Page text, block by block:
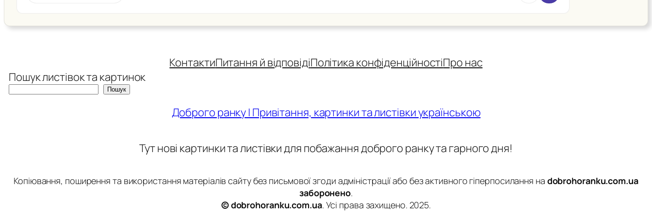
КонтактиПитання й відповідіПолітика конфіденційностіПро нас
Пошук листівок та картинок
Пошук
Доброго ранку | Привітання, картинки та листівки українською
Тут нові картинки та листівки для побажання доброго ранку та гарного дня!
Копіювання, поширення та використання матеріалів сайту без письмової згоди адміністрації або без активного гіперпосилання на dobrohoranku.com.ua
заборонено.
© dobrohoranku.com.ua. Усі права захищено. 2025.